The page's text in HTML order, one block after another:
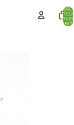
TOTAL
EN EL